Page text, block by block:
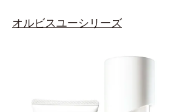
オルビスユーシリーズ